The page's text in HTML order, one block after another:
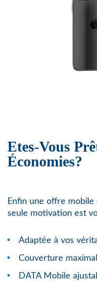
Etes-Vous
Économies?
Enfin une offre mobile
seule motivation est
Adaptée à vos
Couverture
DATA Mobile